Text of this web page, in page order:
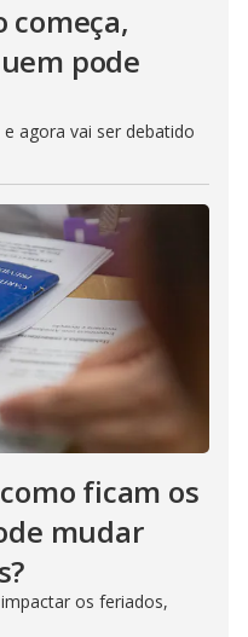
começa,
pode
agora vai ser debatido
ficam os
mudar
os feriados,